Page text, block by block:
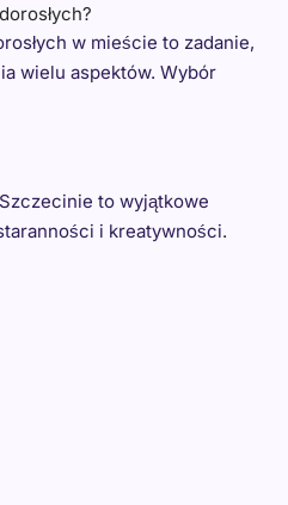
w mieście to zadanie,
wielu aspektów. Wybór
to wyjątkowe
i kreatywności.